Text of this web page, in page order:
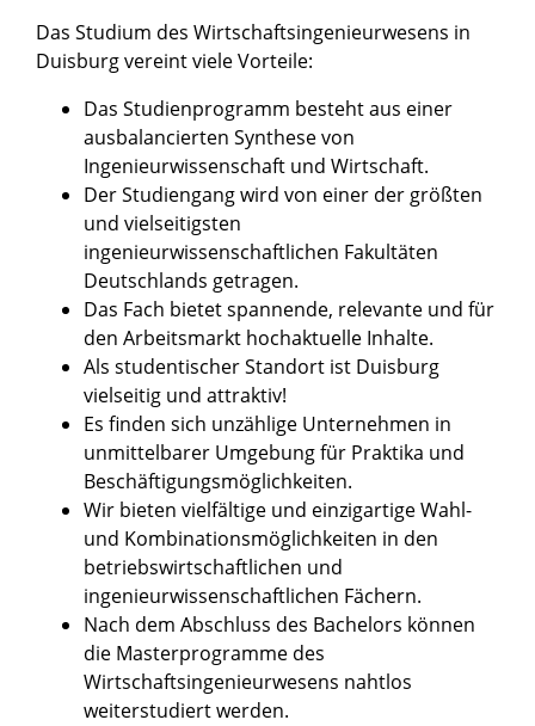
Das Studium des Wirtschaftsingenieurwesens in
Duisburg vereint viele Vorteile:
Das Studienprogramm besteht aus einer
ausbalancierten Synthese von
Ingenieurwissenschaft und Wirtschaft.
Der Studiengang wird von einer der größten
und vielseitigsten
ingenieurwissenschaftlichen Fakultäten
Deutschlands getragen.
Das Fach bietet spannende, relevante und für
den Arbeitsmarkt hochaktuelle Inhalte.
Als studentischer Standort ist Duisburg
vielseitig und attraktiv!
Es finden sich unzählige Unternehmen in
unmittelbarer Umgebung für Praktika und
Beschäftigungsmöglichkeiten.
Wir bieten vielfältige und einzigartige Wahl-
und Kombinationsmöglichkeiten in den
betriebswirtschaftlichen und
ingenieurwissenschaftlichen Fächern.
Nach dem Abschluss des Bachelors können
die Masterprogramme des
Wirtschaftsingenieurwesens nahtlos
weiterstudiert werden.